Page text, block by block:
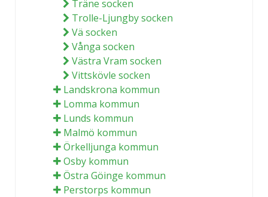
Träne socken
Trolle-Ljungby socken
Vä socken
Vånga socken
Västra Vram socken
Vittskövle socken
Landskrona kommun
Lomma kommun
Lunds kommun
Malmö kommun
Örkelljunga kommun
Osby kommun
Östra Göinge kommun
Perstorps kommun